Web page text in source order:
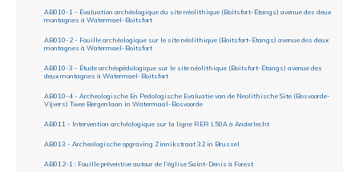
AB010-1 - Évaluation archéologique du site néolithique (Boitsfort-Étangs) avenue des deux
montagnes à Watermael-Boitsfort
AB010-2 - Fouille archéologique sur le site néolithique (Boitsfort-Étangs) avenue des deux
montagnes à Watermael-Boitsfort
AB010-3 - Étude archéopédologique sur le site néolithique (Boitsfort-Étangs) avenue des
deux montagnes à Watermael-Boitsfort
AB010-4 - Archeologische En Pedologische Evaluatie van de Neolithische Site (Bosvoorde-
Vijvers) Twee Bergenlaan in Watermaal-Bosvoorde
AB011 - Intervention archéologique sur la ligne RER L50A à Anderlecht
AB013 - Archeologische opgraving Zinnikstraat 32 in Brussel
AB012-1 : Fouille préventive autour de l'église Saint-Denis à Forest